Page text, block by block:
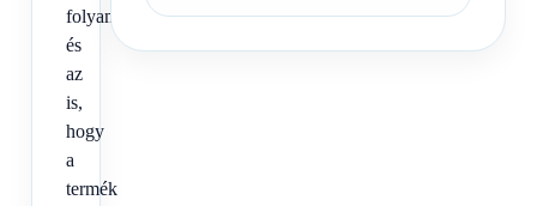
folyamat
és
az
is,
hogy
a
termék